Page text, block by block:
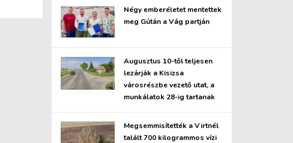
Négy emberéletet mentettek
meg Gútán a Vág partján
Augusztus 10-től teljesen
lezárják a Kisizsa
városrészbe vezető utat, a
munkálatok 28-ig tartanak
Megsemmisítették a Virtnél
talált 700 kilogrammos vízi